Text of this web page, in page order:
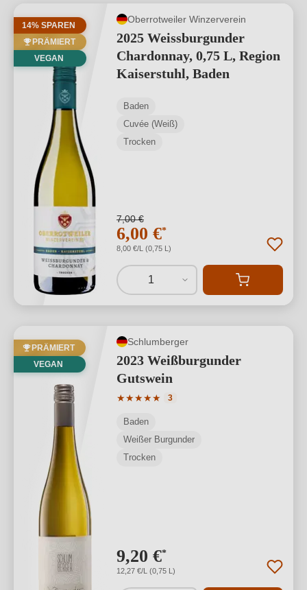
14% SPAREN
PRÄMIERT
VEGAN
Oberrotweiler Winzerverein
2025 Weissburgunder
Chardonnay, 0,75 L, Region
Kaiserstuhl, Baden
Baden
Cuvée (Weiß)
Trocken
7,00 €
6,00 €*
8,00 €/L (0,75 L)
1
PRÄMIERT
VEGAN
Schlumberger
2023 Weißburgunder
Gutswein
★★★★★
Durchschnittliche Bewertung von 5
3
Baden
Weißer Burgunder
Trocken
9,20 €*
12,27 €/L (0,75 L)